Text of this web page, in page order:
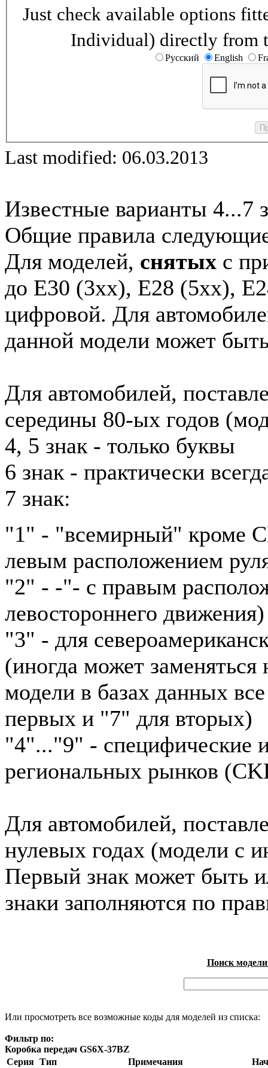
Just check available options
Individual) directly from
Русский English
Last modified: 06.03.2013
Известные варианты 4...7
Общие правила
Для моделей, снятых с
до E30 (3xx), E28 (5xx),
цифровой. Для
данной модели может
Для автомобилей,
середины 80-ых годов
4, 5 знак - только буквы
6 знак - практически
7 знак:
"1" - "всемирный" кроме
левым расположением
"2" - -"- с правым
левостороннего движения)
"3" - для
(иногда может
модели в базах данных
первых и "7" для вторых)
"4"..."9" - специфические
региональных рынков
Для автомобилей,
нулевых годах (модели с
Первый знак может быть
знаки заполняются по
Поиск
Или просмотреть все возможные коды для моделей из списка:
Фильтр по:
Коробка передач GS6X-37BZ
Серия Тип Примечания